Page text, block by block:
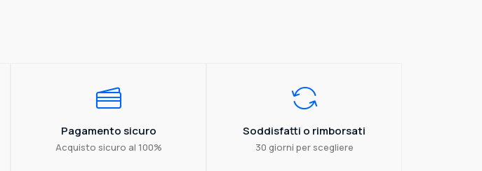
Pagamento sicuro
Acquisto sicuro al 100%
Soddisfatti o rimborsati
30 giorni per scegliere